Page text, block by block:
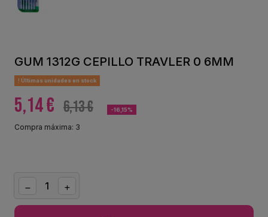
GUM 1312G CEPILLO TRAVLER 0 6MM
Últimas unidades en stock
5,14 € 6,13 € -16,15%
Compra máxima: 3